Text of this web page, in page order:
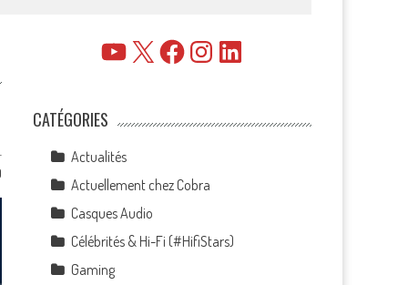
YouTube
X FacebookInstagramLinkedIn
CATÉGORIES
Actualités
Actuellement chez Cobra
Casques Audio
Célébrités & Hi-Fi (#HifiStars)
Gaming